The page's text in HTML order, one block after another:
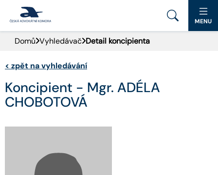
PORTÁL ČAK
DOMŮ
AKTUALITY
ADVOKÁTNÍ DENÍK
MENU
Domů Vyhledávač Detail koncipienta
< zpět na vyhledávání
Koncipient - Mgr. ADÉLA
CHOBOTOVÁ